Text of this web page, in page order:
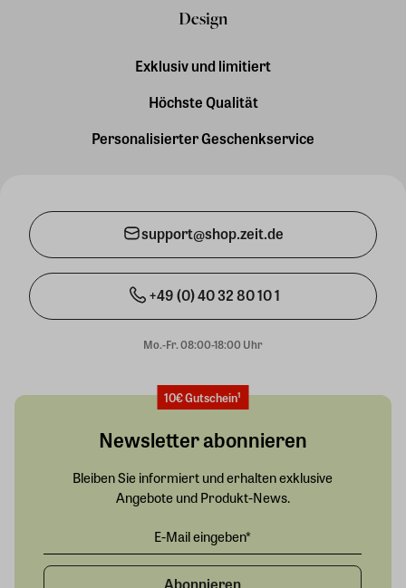
Design
Exklusiv und limitiert
Höchste Qualität
Personalisierter Geschenkservice
support@shop.zeit.de
+49 (0) 40 32 80 10 1
Mo.-Fr. 08:00-18:00 Uhr
10€ Gutschein¹
Newsletter abonnieren
Bleiben Sie informiert und erhalten exklusive
Angebote und Produkt-News.
Abonnieren